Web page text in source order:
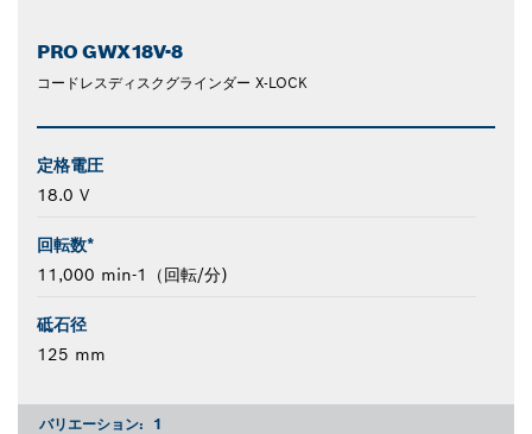
PRO GWX18V-8
コードレスディスクグラインダー X-LOCK
定格電圧
18.0 V
回転数*
11,000 min-1（回転/分)
砥石径
125 mm
バリエーション: 1